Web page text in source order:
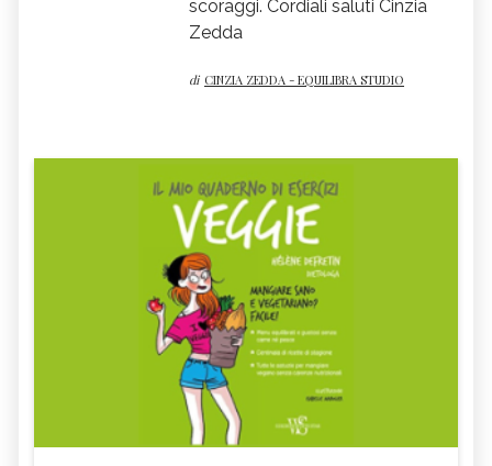
scoraggi. Cordiali saluti Cinzia
Zedda
di CINZIA ZEDDA - EQUILIBRA STUDIO